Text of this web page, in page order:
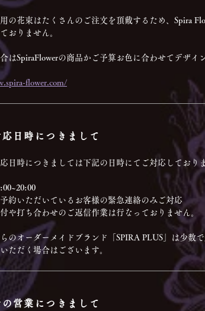
の花束はたくさんのご注文を頂戴するため、Spira
おりません。
はSpiraFlowerの商品かご予算お色に合わせてデザ
flower.com/
日時につきまして
日時につきましては下記の日時にてご対応しており
約いただいているお客様の緊急連絡のみご対応
打ち合わせのご返信作業は行なっておりません。
のオーダーメイドブランド「SPIRA PLUS」は少数
ただく場合はございます。
営業につきまして